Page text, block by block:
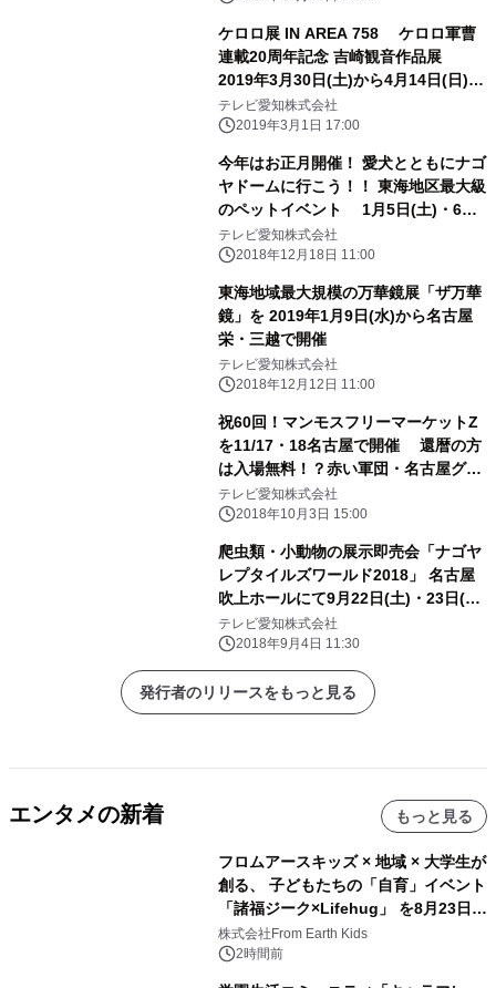
ケロロ展 IN AREA 758 ケロロ軍曹
連載20周年記念 吉崎観音作品展
2019年3月30日(土)から4月14日(日)ま
で名古屋パルコで開催
テレビ愛知株式会社
2019年3月1日 17:00
今年はお正月開催！ 愛犬とともにナゴ
ヤドームに行こう！！ 東海地区最大級
のペットイベント 1月5日(土)・6日
(日)にナゴヤドームで開催！
テレビ愛知株式会社
2018年12月18日 11:00
東海地域最大規模の万華鏡展「ザ万華
鏡」を 2019年1月9日(水)から名古屋
栄・三越で開催
テレビ愛知株式会社
2018年12月12日 11:00
祝60回！マンモスフリーマーケットZ
を11/17・18名古屋で開催 還暦の方
は入場無料！？赤い軍団・名古屋グラ
ンパスとのコラボも！ ～出展者・来場
者を募集～
テレビ愛知株式会社
2018年10月3日 15:00
爬虫類・小動物の展示即売会「ナゴヤ
レプタイルズワールド2018」 名古屋
吹上ホールにて9月22日(土)・23日(日)
開催
テレビ愛知株式会社
2018年9月4日 11:30
発行者のリリースをもっと見る
エンタメの新着 もっと見る
フロムアースキッズ × 地域 × 大学生が
創る、 子どもたちの「自育」イベント
「諸福ジーク×Lifehug」 を8月23日
(日)開催
株式会社From Earth Kids
2時間前